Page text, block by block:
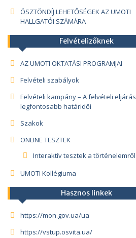
ÖSZTÖNDÍJ LEHETŐSÉGEK AZ UMOTI
HALLGATÓI SZÁMÁRA
Felvételizőknek
AZ UMOTI OKTATÁSI PROGRAMJAI
Felvételi szabályok
Felvételi kampány – A felvételi eljárás
legfontosabb határidői
Szakok
ONLINE TESZTEK
Interaktív tesztek a történelemről
UMOTI Kollégiuma
Hasznos linkek
https://mon.gov.ua/ua
https://vstup.osvita.ua/